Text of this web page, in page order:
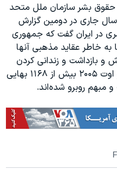
حقوق بشر سازمان ملل متحد
سال جاری در دومین گزارش
در ایران گفت که جمهوری
به خاطر عقاید مذهبی آنها
و بازداشت و زندانی کردن
آنها، پیوسته وجود دارد و از اوت ۲۰۰۵ بیش از ۱۱۶۸ بهایی
مبهم روبرو شده‌اند.